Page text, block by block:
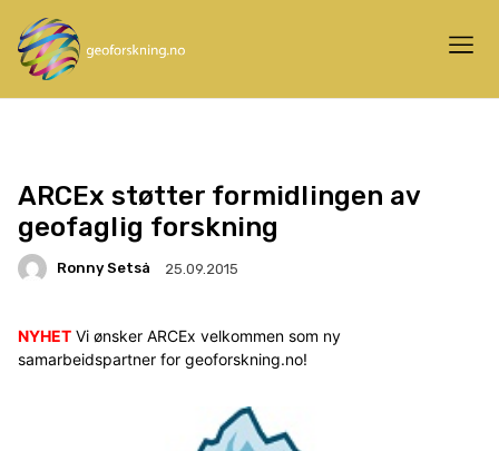
ARCEx støtter formidlingen av
geofaglig forskning
Ronny Setså 25.09.2015
NYHET Vi ønsker ARCEx velkommen som ny
samarbeidspartner for geoforskning.no!